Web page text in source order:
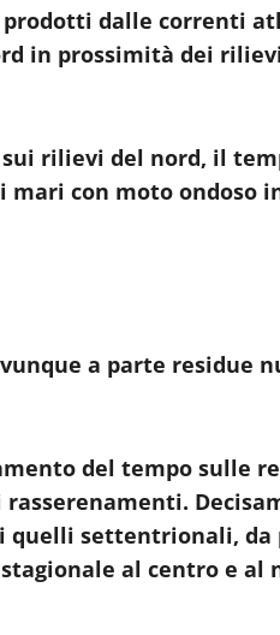
dalle correnti
in prossimità dei
rilievi del nord, il
con moto ondoso
a parte residue
del tempo sulle
quelli settentrionali, da
al centro e al